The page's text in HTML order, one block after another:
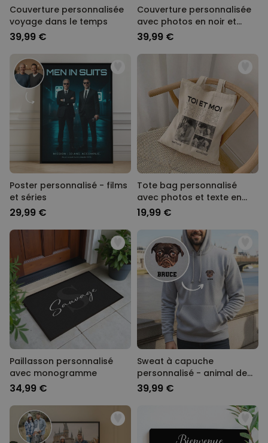
Couverture personnalisée
voyage dans le temps
39,99 €
Couverture personnalisée
avec photos en noir et
blanc et texte
39,99 €
Poster personnalisé - films
et séries
29,99 €
Tote bag personnalisé
avec photos et texte en
noir et blanc
19,99 €
Paillasson personnalisé
avec monogramme
34,99 €
Sweat à capuche
personnalisé - animal de
compagnie version BD
39,99 €